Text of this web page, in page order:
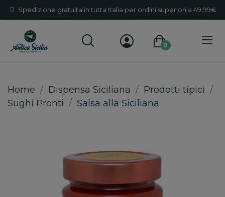
Spedizione gratuita in tutta Italia per ordini superiori a 49,99€
0
Home Dispensa Siciliana
Prodotti tipici
Sughi Pronti
Salsa alla Siciliana